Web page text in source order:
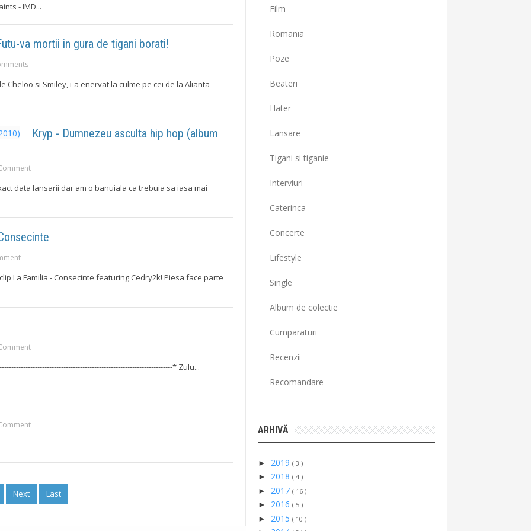
- IMD...
va mortii in gura de tigani borati!
si Smiley, i-a enervat la culme pe cei de la Alianta
Kryp - Dumnezeu asculta hip hop (album
data lansarii dar am o banuiala ca trebuia sa iasa mai
La Familia - Consecinte featuring Cedry2k! Piesa face parte
* Zulu...
Next Last
Film
Romania
Poze
Beateri
Hater
Lansare
Tigani si tiganie
Interviuri
Caterinca
Concerte
Lifestyle
Single
Album de colectie
Cumparaturi
Recenzii
Recomandare
ARHIVĂ
► 2019 ( 3 )
► 2018 ( 4 )
► 2017 ( 16 )
► 2016 ( 5 )
► 2015 ( 10 )